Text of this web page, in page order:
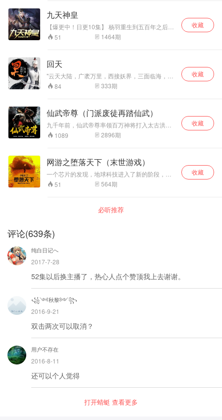
令万界颤抖的无敌之路至此展开！ “你说你资质无
敌？悟性逆天？血脉高贵？” “抱歉，那要分和谁
比，和我比，你会哭的。” 战神崛起，一路狂飙！
九天神皇
【爆更中！日更10集】 杨羽重生到五百年之后，
身怀绝世功法的他，注定不会默默无闻。他的重
生，又将会有多少天纵奇才，英雄豪杰为之颤
51 1464期
收藏
回天
"云天大陆，广袤万里，西接妖界，三面临海，起
源不详，历史不详。现在看来云天大陆灵气充
沛，生机盎然，但生活其上的天族民众却记得，
人寰的，莫过于两千年前席卷整个大陆的毁灭
纪。 毁灭纪，几乎毁灭了大陆的一切，几乎毁灭
了天族的一切。"
84 333期
收藏
仙武帝尊（门派废徒再踏仙武）
九千年前，仙武帝尊率领百万神将打入太古洪
荒，却无一人归来，只有一缕真火遗留世间。 九
千年后，门派废徒叶辰，被赶出宗门，无以为
是一个神魔仙佛并立的世界，这是一个诸天万域
混乱的年代，叶辰的逆天征途，由此开始。
1089 2896期
收藏
网游之堕落天下（末世游戏）
一个芯片的发现，地球科技进入了新的阶段，计
算机的发展，智能化的进步，虚拟游戏的努力，
人们开始创造自己的第二世界“和平”。一串曾经的
接手父母遗产的刘逊，带着青梅竹马的孙璐，在
游戏中逐渐变得强大。暗影门的努力，各国的支
力量。恶势力的消除，平民的支持，异能的开
启，人类原来并不仅仅是人类。和平的深入人
可惜真的和平了吗？外星人即将来袭，背负着使
命与责任的他们，能保护好自己的家园吗？光明
轮回，时间与空间的扭曲，谁将会是这个世界的
51 564期
收藏
必听推荐
评论(639条)
纯白日记へ
2017-7-28
52集以后换主播了，热心人点个赞顶我上去谢谢。
꧁༺秋黎༻꧂
2016-9-21
双击两次可以取消？
用户不存在
2016-8-11
还可以个人觉得
打开蜻蜓 查看更多